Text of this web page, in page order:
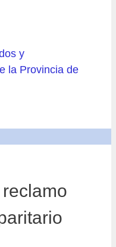
y
la Provincia de